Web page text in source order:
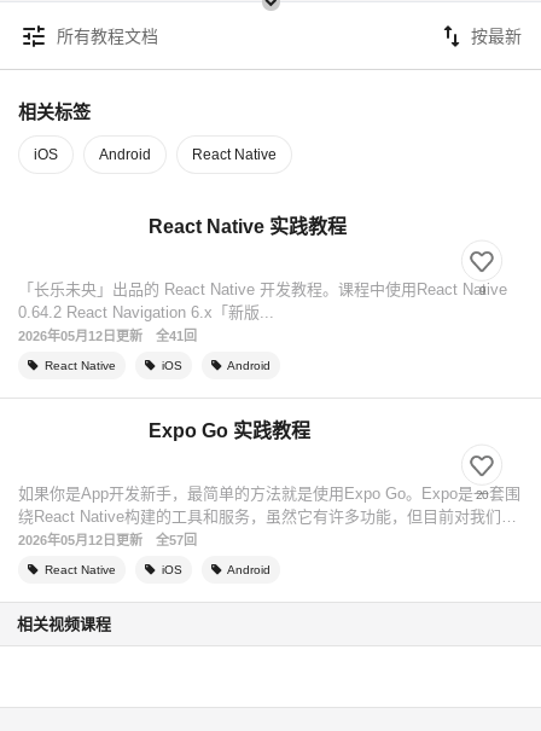
公共
tune 所有教程文档 swap_vert
相关标签
iOS Android React Native
React Native 实践教程
9
「长乐未央」出品的 React Native 开发教程。课程中使用React Native
0.64.2 React Navigation 6.x「新版...
2026年05月12日更新 全41回
React Native iOS Android
Expo Go 实践教程
20
如果你是App开发新手，最简单的方法就是使用Expo Go。Expo是一套围
绕React Native构建的工具和服务，虽然它有许多功能，但目前对我们来
说...
2026年05月12日更新 全57回
React Native iOS Android
相关视频课程